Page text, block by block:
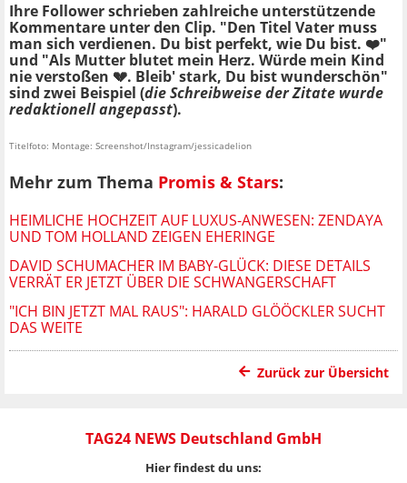
Ihre Follower schrieben zahlreiche unterstützende
Kommentare unter den Clip. "Den Titel Vater muss
man sich verdienen. Du bist perfekt, wie Du bist. ❤️"
und "Als Mutter blutet mein Herz. Würde mein Kind
nie verstoßen 💔. Bleib' stark, Du bist wunderschön"
sind zwei Beispiel (die Schreibweise der Zitate wurde
redaktionell angepasst).
Titelfoto: Montage: Screenshot/Instagram/jessicadelion
Mehr zum Thema Promis & Stars:
HEIMLICHE HOCHZEIT AUF LUXUS-ANWESEN: ZENDAYA
UND TOM HOLLAND ZEIGEN EHERINGE
DAVID SCHUMACHER IM BABY-GLÜCK: DIESE DETAILS
VERRÄT ER JETZT ÜBER DIE SCHWANGERSCHAFT
"ICH BIN JETZT MAL RAUS": HARALD GLÖÖCKLER SUCHT
DAS WEITE
Zurück zur Übersicht
TAG24 NEWS Deutschland GmbH
Hier findest du uns: